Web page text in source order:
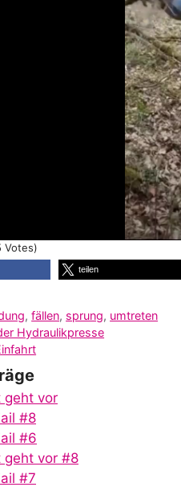
Votes)
teilen
,fällen, sprung, umtreten
Hydraulikpresse
geht vor
#8
#6
geht vor #8
#7